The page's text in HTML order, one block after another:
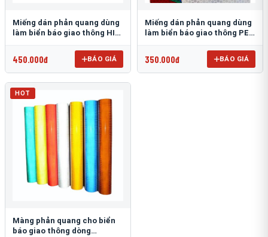
Miếng dán phản quang dùng
làm biển báo giao thông HIP
450.000đ BÁO GIÁ
Miếng dán phản quang dùng
làm biển báo giao thông PEG
350.000đ BÁO GIÁ
HOT
Màng phản quang cho biển
báo giao thông dòng